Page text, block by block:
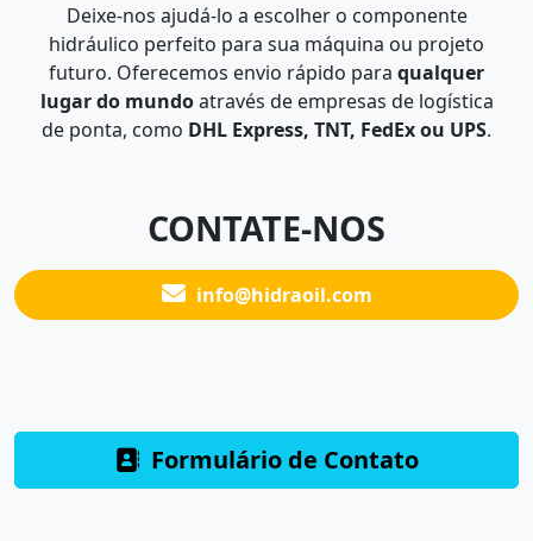
Deixe-nos ajudá-lo a escolher o componente
hidráulico perfeito para sua máquina ou projeto
futuro. Oferecemos envio rápido para qualquer
lugar do mundoatravés de empresas de logística
de ponta, como DHL Express, TNT, FedEx ou UPS.
CONTATE-NOS
info@hidraoil.com
Formulário de Contato